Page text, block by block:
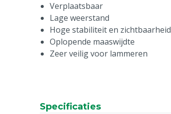
Verplaatsbaar
Lage weerstand
Hoge stabiliteit en zichtbaarheid
Oplopende maaswijdte
Zeer veilig voor lammeren
Specificaties